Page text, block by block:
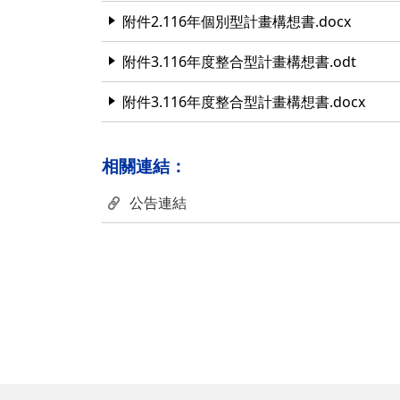
附件2.116年個別型計畫構想書.docx
附件3.116年度整合型計畫構想書.odt
附件3.116年度整合型計畫構想書.docx
相關連結：
公告連結